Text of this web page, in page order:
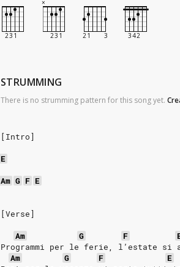
STRUMMING
There is no strumming pattern for this song yet.
[Intro]
E
Am G F E
[Verse]
Am
G F
Programmi per le ferie, l’estate si
Am
G F
E